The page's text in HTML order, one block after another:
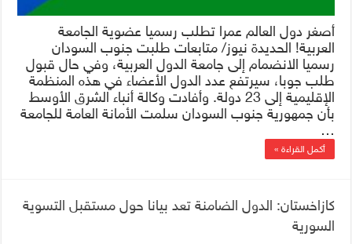
أصغر دول العالم عمرا تطلب رسميا عضوية الجامعة
العربية! الحديدة نيوز/ متابعات طلبت جنوب السودان
رسميا الانضمام إلى جامعة الدول العربية، وفي حال قبول
طلب جوبا، سيرتفع عدد الدول الأعضاء في هذه المنظمة
الإقليمية إلى 23 دولة. وأفادت وكالة أنباء الشرق الأوسط
بأن جمهورية جنوب السودان سلمت الأمانة العامة للجامعة
…
أكمل القراءة »
كازاخستان: الدول الضامنة تعد بيانا حول مستقبل التسوية
السورية